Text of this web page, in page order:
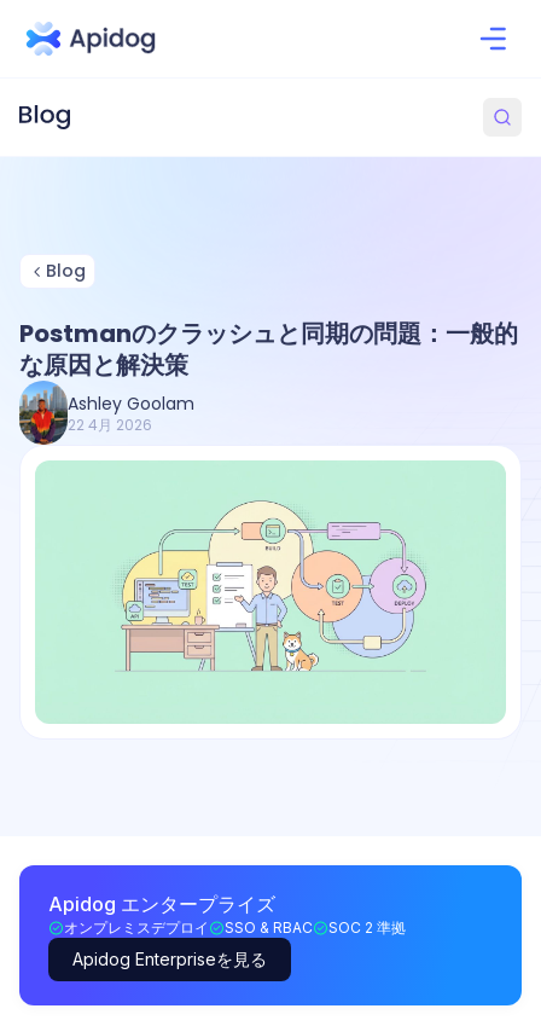
Blog
Postmanのクラッシュと同期の問題：一般的
な原因と解決策
Ashley Goolam
22 4月 2026
Apidog エンタープライズ
オンプレミスデプロイ SSO & RBAC SOC 2 準拠
Apidog Enterpriseを見る